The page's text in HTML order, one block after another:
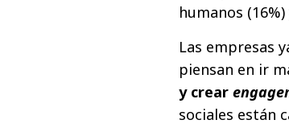
humanos
Las empresas
piensan en ir
y crear
sociales están